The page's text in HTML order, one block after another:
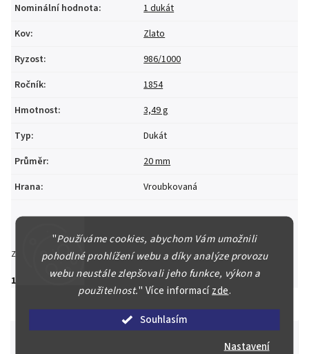
"Používáme cookies, abychom Vám umožnili
pohodlné prohlížení webu a díky analýze provozu
webu neustále zlepšovali jeho funkce, výkon a
použitelnost." Více informacízde.
Souhlasím
Nastavení
16 000 Kč
Nominální hodnota:
1 dukát
Kov:
Zlato
Ryzost:
986/1000
Ročník:
1854
Hmotnost:
3,49 g
Typ:
Dukát
Průměr:
20 mm
Hrana: Vroubkovaná
Zeptat se Hlídat Sdílet